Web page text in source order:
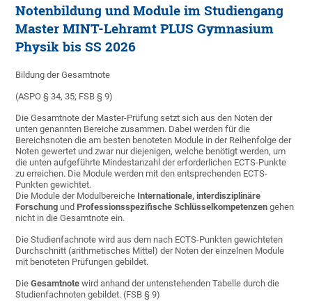
Notenbildung und Module im Studiengang
Master MINT-Lehramt PLUS Gymnasium
Physik bis SS 2026
Bildung der Gesamtnote
(ASPO § 34, 35; FSB § 9)
Die Gesamtnote der Master-Prüfung setzt sich aus den Noten der
unten genannten Bereiche zusammen. Dabei werden für die
Bereichsnoten die am besten benoteten Module in der Reihenfolge der
Noten gewertet und zwar nur diejenigen, welche benötigt werden, um
die unten aufgeführte Mindestanzahl der erforderlichen ECTS-Punkte
zu erreichen. Die Module werden mit den entsprechenden ECTS-
Punkten gewichtet.
Die Module der Modulbereiche Internationale, interdisziplinäre
Forschung undProfessionsspezifische Schlüsselkompetenzen gehen
nicht in die Gesamtnote ein.
Die Studienfachnote wird aus dem nach ECTS-Punkten gewichteten
Durchschnitt (arithmetisches Mittel) der Noten der einzelnen Module
mit benoteten Prüfungen gebildet.
DieGesamtnote wird anhand der untenstehenden Tabelle durch die
Studienfachnoten gebildet. (FSB § 9)